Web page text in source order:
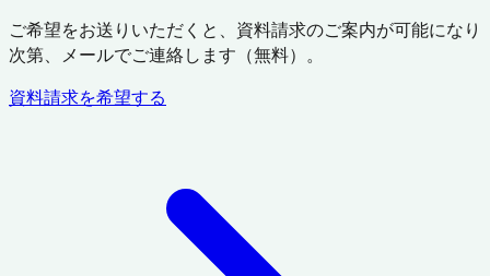
ご希望をお送りいただくと、資料請求のご案内が可能になり
次第、メールでご連絡します（無料）。
資料請求を希望する